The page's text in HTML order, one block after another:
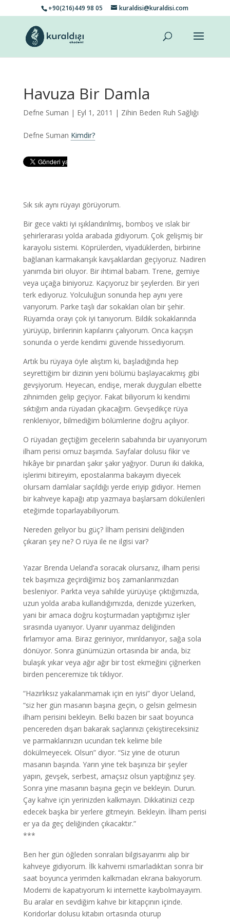
+90(216)449 98 05 kuraldisi@kuraldisi.com
Havuza Bir Damla
Defne Suman | Eyl 1, 2011 | Zihin Beden Ruh Sağlığı
Defne Suman Kimdir?
Sık sık aynı rüyayı görüyorum.
Bir gece vakti iyi ışıklandırılmış, bomboş ve ıslak bir
şehirlerarası yolda arabada gidiyorum. Çok gelişmiş bir
karayolu sistemi. Köprülerden, viyadüklerden, birbirine
bağlanan karmakarışık kavşaklardan geçiyoruz. Nadiren
yanımda biri oluyor. Bir ihtimal babam. Trene, gemiye
veya uçağa biniyoruz. Kaçıyoruz bir şeylerden. Bir yeri
terk ediyoruz. Yolculuğun sonunda hep aynı yere
varıyorum. Parke taşlı dar sokakları olan bir şehir.
Rüyamda orayı çok iyi tanıyorum. Bildik sokaklarında
yürüyüp, birilerinin kapılarını çalıyorum. Onca kaçışın
sonunda o yerde kendimi güvende hissediyorum.
Artık bu rüyaya öyle alıştım ki, başladığında hep
seyrettiğim bir dizinin yeni bölümü başlayacakmış gibi
gevşiyorum. Heyecan, endişe, merak duyguları elbette
zihnimden gelip geçiyor. Fakat biliyorum ki kendimi
sıktığım anda rüyadan çıkacağım. Gevşedikçe rüya
renkleniyor, bilmediğim bölümlerine doğru açılıyor.
O rüyadan geçtiğim gecelerin sabahında bir uyanıyorum
ilham perisi omuz başımda. Sayfalar dolusu fikir ve
hikâye bir pınardan şakır şakır yağıyor. Durun iki dakika,
işlerimi bitireyim, epostalarıma bakayım diyecek
olursam damlalar saçıldığı yerde eriyip gidiyor. Hemen
bir kahveye kapağı atıp yazmaya başlarsam dökülenleri
eteğimde toparlayabiliyorum.
Nereden geliyor bu güç? İlham perisini deliğinden
çıkaran şey ne? O rüya ile ne ilgisi var?
Yazar Brenda Ueland’a soracak olursanız, ilham perisi
tek başımıza geçirdiğimiz boş zamanlarımızdan
besleniyor. Parkta veya sahilde yürüyüşe çıktığımızda,
uzun yolda araba kullandığımızda, denizde yüzerken,
yani bir amaca doğru koşturmadan yaptığımız işler
sırasında uyanıyor. Uyanır uyanmaz deliğinden
fırlamıyor ama. Biraz geriniyor, mırıldanıyor, sağa sola
dönüyor. Sonra günümüzün ortasında bir anda, biz
bulaşık yıkar veya ağır ağır bir tost ekmeğini çiğnerken
birden penceremize tık tıklıyor.
“Hazırlıksız yakalanmamak için en iyisi” diyor Ueland,
“siz her gün masanın başına geçin, o gelsin gelmesin
ilham perisini bekleyin. Belki bazen bir saat boyunca
pencereden dışarı bakarak saçlarınızı çekiştireceksiniz
ve parmaklarınızın ucundan tek kelime bile
dökülmeyecek. Olsun” diyor. “Siz yine de oturun
masanın başında. Yarın yine tek başınıza bir şeyler
yapın, gevşek, serbest, amaçsız olsun yaptığınız şey.
Sonra yine masanın başına geçin ve bekleyin. Durun.
Çay kahve için yerinizden kalkmayın. Dikkatinizi cezp
edecek başka bir yerlere gitmeyin. Bekleyin. İlham perisi
er ya da geç deliğinden çıkacaktır.”
***
Ben her gün öğleden sonraları bilgisayarımı alıp bir
kahveye gidiyorum. İlk kahvemi ısmarladıktan sonra bir
saat boyunca yerimden kalkmadan ekrana bakıyorum.
Modemi de kapatıyorum ki internette kaybolmayayım.
Bu aralar en sevdiğim kahve bir kitapçının içinde.
Koridorlar dolusu kitabın ortasında oturup